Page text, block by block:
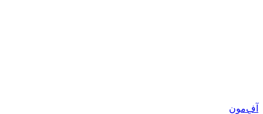
آفِ‌مون